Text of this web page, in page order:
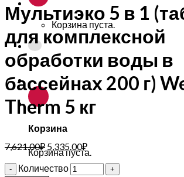
Корзина пуста.
Корзина
Корзина пуста.
Мультиэко 5 в 1
для комплексной
обработки воды в
бассейнах 200 г)
Therm 5 кг
7,621.00₽ 5,335.00₽
Количество